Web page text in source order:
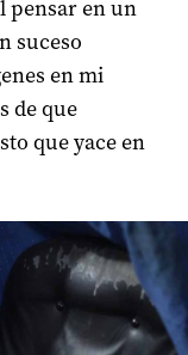
pensar en un
suceso
en mi
de que
que yace en